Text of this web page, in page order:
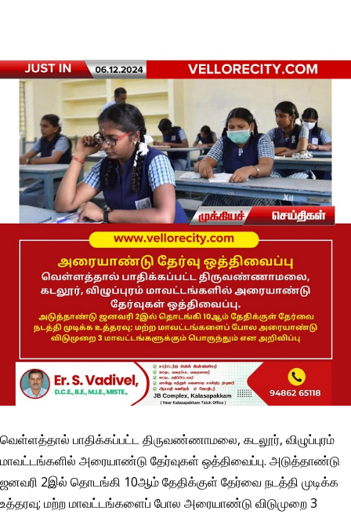
வெள்ளத்தால் பாதிக்கப்பட்ட திருவண்ணாமலை, கடலூர், விழுப்புரம்
மாவட்டங்களில் அரையாண்டு தேர்வுகள் ஒத்திவைப்பு. அடுத்தாண்டு
ஜனவரி 2இல் தொடங்கி 10ஆம் தேதிக்குள் தேர்வை நடத்தி முடிக்க
உத்தரவு; மற்ற மாவட்டங்களைப் போல அரையாண்டு விடுமுறை 3